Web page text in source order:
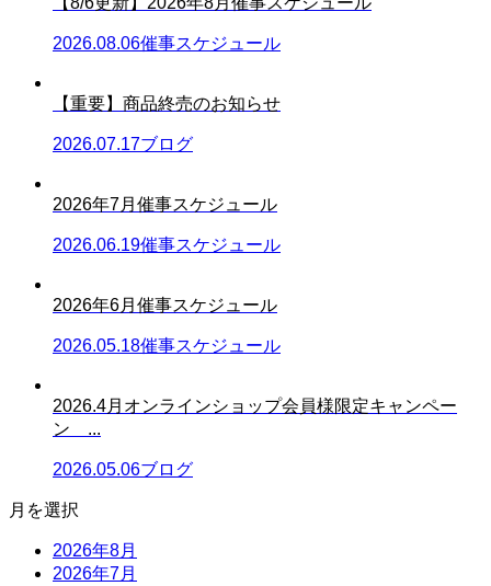
2026.08.06催事スケジュール
【重要】商品終売のお知らせ
2026.07.17ブログ
2026年7月催事スケジュール
2026.06.19催事スケジュール
2026年6月催事スケジュール
2026.05.18催事スケジュール
2026.4月オンラインショップ会員様限定キャンペー
ン ...
2026.05.06ブログ
月を選択
2026年8月
2026年7月